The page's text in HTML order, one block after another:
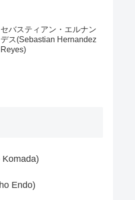
セバスティアン・エルナン
デス(Sebastian Hernandez
Reyes)
Endo)